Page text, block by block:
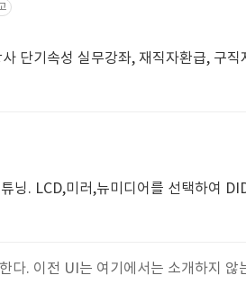
단기속성 실무강좌, 재직자환급, 구직
닝. LCD,미러,뉴미디어를 선택하여
다. 이전 UI는 여기에서는 소개하지 않